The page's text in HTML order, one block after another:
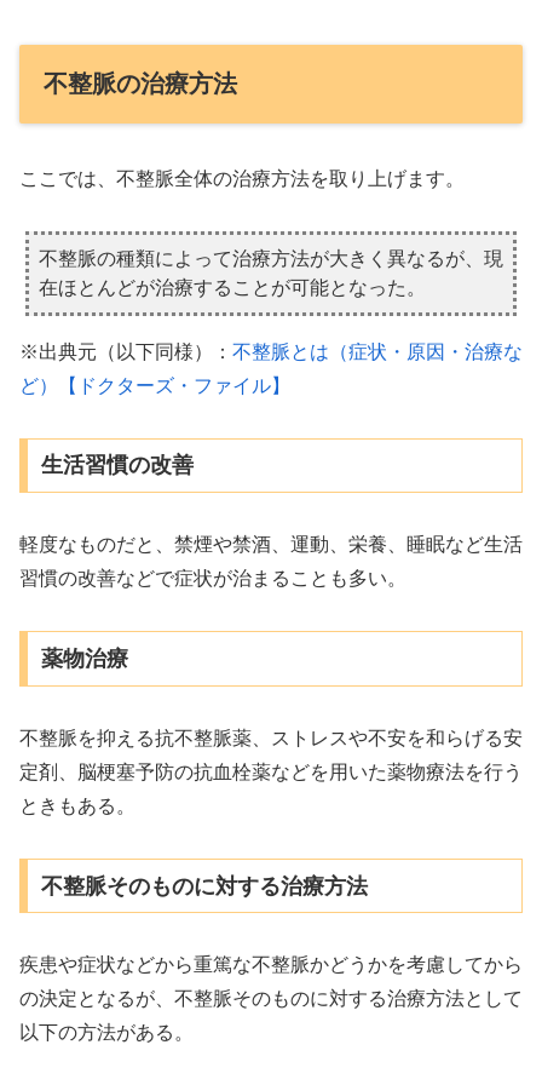
不整脈の治療方法
ここでは、不整脈全体の治療方法を取り上げます。
不整脈の種類によって治療方法が大きく異なるが、現
在ほとんどが治療することが可能となった。
※出典元（以下同様）： 不整脈とは（症状・原因・治療な
ど）【ドクターズ・ファイル】
生活習慣の改善
軽度なものだと、禁煙や禁酒、運動、栄養、睡眠など生活
習慣の改善などで症状が治まることも多い。
薬物治療
不整脈を抑える抗不整脈薬、ストレスや不安を和らげる安
定剤、脳梗塞予防の抗血栓薬などを用いた薬物療法を行う
ときもある。
不整脈そのものに対する治療方法
疾患や症状などから重篤な不整脈かどうかを考慮してから
の決定となるが、不整脈そのものに対する治療方法として
以下の方法がある。